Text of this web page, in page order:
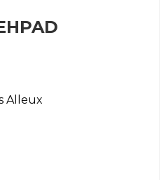
Alleux